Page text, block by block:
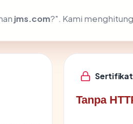
jms.com?". Kami
Sertifikat
Tanpa